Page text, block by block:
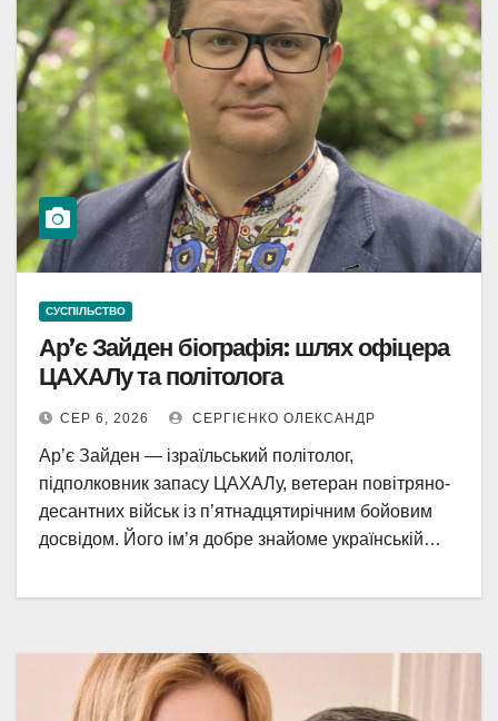
СУСПІЛЬСТВО
Ар’є Зайден біографія: шлях офіцера
ЦАХАЛу та політолога
СЕР 6, 2026 СЕРГІЄНКО ОЛЕКСАНДР
Ар’є Зайден — ізраїльський політолог,
підполковник запасу ЦАХАЛу, ветеран повітряно-
десантних військ із п’ятнадцятирічним бойовим
досвідом. Його ім’я добре знайоме українській…